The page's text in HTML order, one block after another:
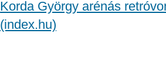
Korda György arénás
(index.hu)